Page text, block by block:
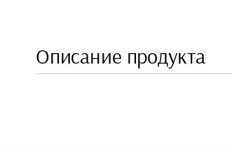
Описание продукта